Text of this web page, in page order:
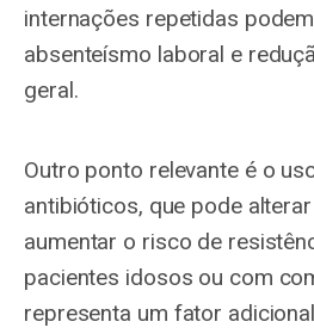
internações repetidas
absenteísmo laboral e
geral.
Outro ponto relevante é o
antibióticos, que pode
aumentar o risco de
pacientes idosos ou com
representa um fator